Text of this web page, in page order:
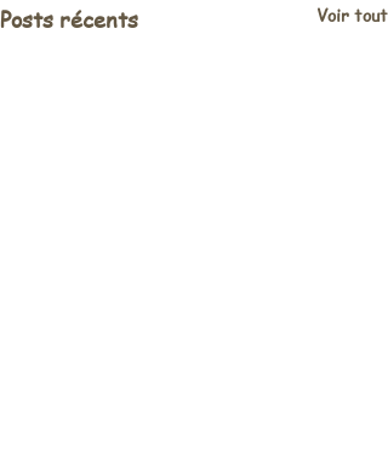
Posts récents Voir tout